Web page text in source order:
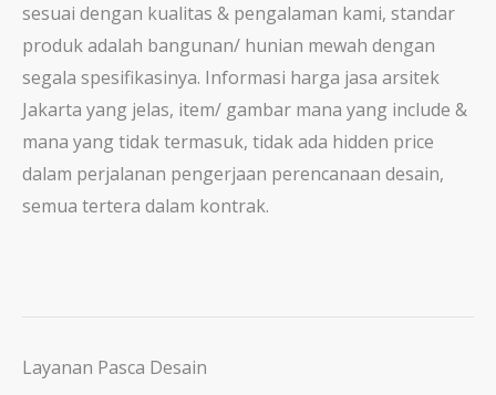
sesuai dengan kualitas & pengalaman kami, standar
produk adalah bangunan/ hunian mewah dengan
segala spesifikasinya. Informasi harga jasa arsitek
Jakarta yang jelas, item/ gambar mana yang include &
mana yang tidak termasuk, tidak ada hidden price
dalam perjalanan pengerjaan perencanaan desain,
semua tertera dalam kontrak.
Layanan Pasca Desain